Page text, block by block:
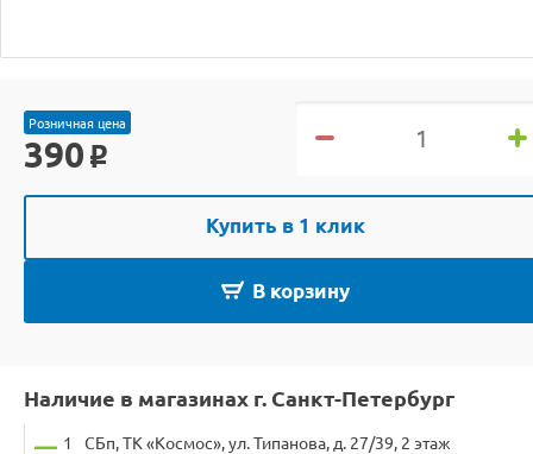
Розничная цена
390 o
Купить в 1 клик
В корзину
Наличие в магазинах г. Санкт-Петербург
1 СБп, ТК «Космос», ул. Типанова, д. 27/39, 2 этаж